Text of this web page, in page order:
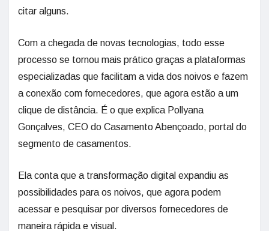
citar alguns.
Com a chegada de novas tecnologias, todo esse
processo se tornou mais prático graças a plataformas
especializadas que facilitam a vida dos noivos e fazem
a conexão com fornecedores, que agora estão a um
clique de distância. É o que explica Pollyana
Gonçalves, CEO do Casamento Abençoado, portal do
segmento de casamentos.
Ela conta que a transformação digital expandiu as
possibilidades para os noivos, que agora podem
acessar e pesquisar por diversos fornecedores de
maneira rápida e visual.